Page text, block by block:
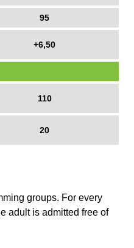
95
+6,50
110
20
groups. For every
adult is admitted free of